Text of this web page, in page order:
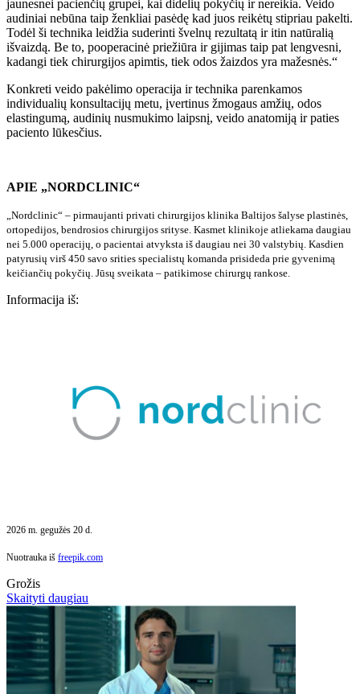
jaunesnei pacienčių grupei, kai didelių pokyčių ir nereikia. Veido
audiniai nebūna taip ženkliai pasėdę kad juos reikėtų stipriau pakelti.
Todėl ši technika leidžia suderinti švelnų rezultatą ir itin natūralią
išvaizdą. Be to, pooperacinė priežiūra ir gijimas taip pat lengvesni,
kadangi tiek chirurgijos apimtis, tiek odos žaizdos yra mažesnės.“
Konkreti veido pakėlimo operacija ir technika parenkamos
individualių konsultacijų metu, įvertinus žmogaus amžių, odos
elastingumą, audinių nusmukimo laipsnį, veido anatomiją ir paties
paciento lūkesčius.
APIE „NORDCLINIC“
„Nordclinic“ – pirmaujanti privati chirurgijos klinika Baltijos šalyse plastinės,
ortopedijos, bendrosios chirurgijos srityse. Kasmet klinikoje atliekama daugiau
nei 5.000 operacijų, o pacientai atvyksta iš daugiau nei 30 valstybių. Kasdien
patyrusių virš 450 savo srities specialistų komanda prisideda prie gyvenimą
keičiančių pokyčių. Jūsų sveikata – patikimose chirurgų rankose.
Informacija iš:
2026 m. gegužės 20 d.
Nuotrauka iš freepik.com
Grožis
Skaityti daugiau